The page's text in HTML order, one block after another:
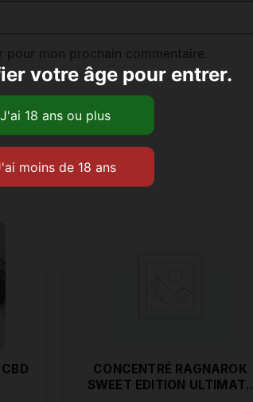
pour mon prochain commentaire.
similaires
CONCENTRÉ RAGNAROK
SWEET EDITION ULTIMATE
votre âge pour entrer.